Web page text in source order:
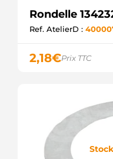
Rondelle
Ref. AtelierD :
2,18€Prix TTC